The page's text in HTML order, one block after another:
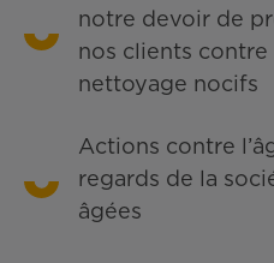
notre devoir de
nos clients
nettoyage nocifs
Actions contre
regards de la
âgées